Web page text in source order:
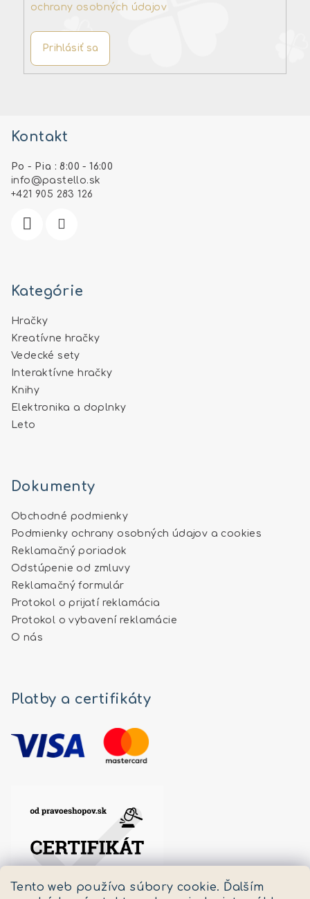
Tento web používa súbory cookie. Ďalším
ochrany osobných údajov
Prihlásiť sa
Kontakt
Po - Pia : 8:00 - 16:00
info @pastello.sk
+421 905 283 126
Kategórie
Hračky
Kreatívne hračky
Vedecké sety
Interaktívne hračky
Knihy
Elektronika a doplnky
Leto
Dokumenty
Obchodné podmienky
Podmienky ochrany osobných údajov a cookies
Reklamačný poriadok
Odstúpenie od zmluvy
Reklamačný formulár
Protokol o prijatí reklamácia
Protokol o vybavení reklamácie
O nás
Platby a certifikáty